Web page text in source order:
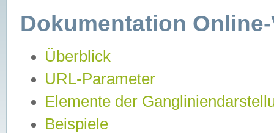
Dokumentation
Überblick
URL-Parameter
Elemente der
Beispiele